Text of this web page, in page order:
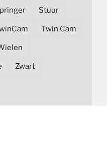
Stuur
Twin Cam
Zwart